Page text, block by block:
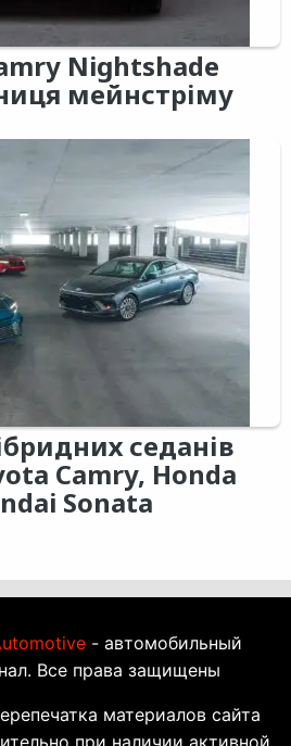
Nightshade
мейнстріму
седанів
Camry, Honda
Sonata
- автомобильный
Все права защищены
материалов сайта
при наличии активной